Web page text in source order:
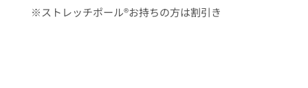
※ストレッチポール®お持ちの方は割引き